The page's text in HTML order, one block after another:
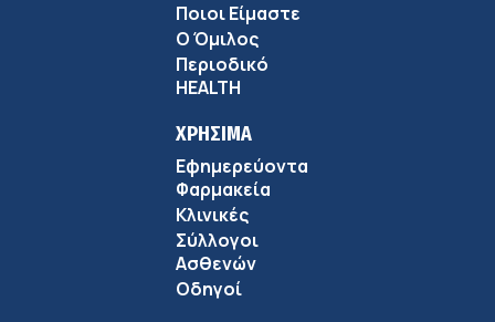
Ποιοι Είμαστε
Ο Όμιλος
Περιοδικό
HEALTH
ΧΡΗΣΙΜΑ
Εφημερεύοντα
Φαρμακεία
Κλινικές
Σύλλογοι
Ασθενών
Οδηγοί